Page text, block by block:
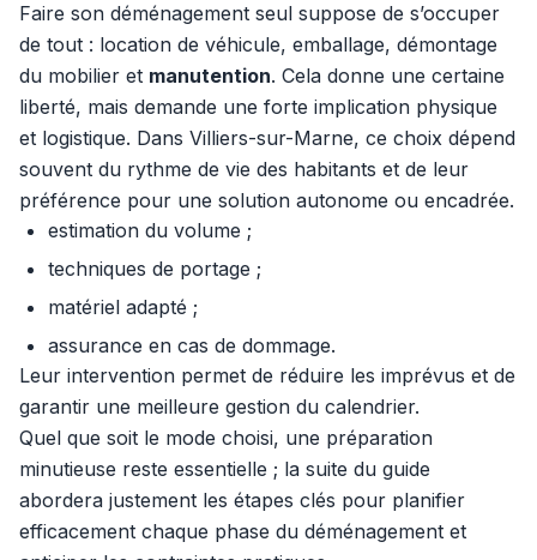
Faire son déménagement seul suppose de s’occuper
de tout : location de véhicule, emballage, démontage
du mobilier et manutention. Cela donne une certaine
liberté, mais demande une forte implication physique
et logistique. Dans Villiers-sur-Marne, ce choix dépend
souvent du rythme de vie des habitants et de leur
préférence pour une solution autonome ou encadrée.
estimation du volume ;
techniques de portage ;
matériel adapté ;
assurance en cas de dommage.
Leur intervention permet de réduire les imprévus et de
garantir une meilleure gestion du calendrier.
Quel que soit le mode choisi, une préparation
minutieuse reste essentielle ; la suite du guide
abordera justement les étapes clés pour planifier
efficacement chaque phase du déménagement et